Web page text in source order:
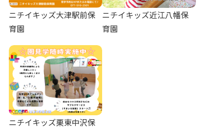
ニチイキッズ大津駅前保
育園
ニチイキッズ近江八幡保
育園
ニチイキッズ栗東中沢保